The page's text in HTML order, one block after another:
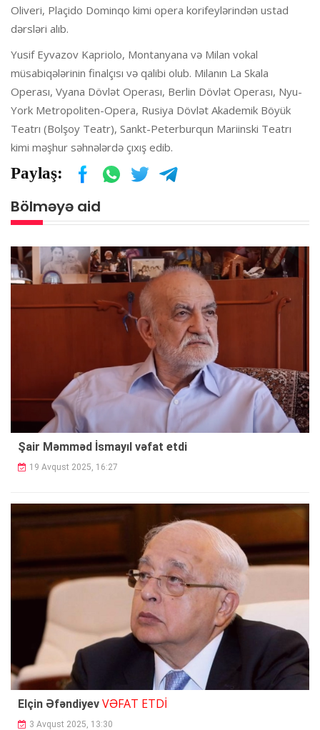
Oliveri, Plaçido Dominqo kimi opera korifeylərindən ustad
dərsləri alıb.
Yusif Eyvazov Kapriolo, Montanyana və Milan vokal
müsabiqələrinin finalçısı və qalibi olub. Milanın La Skala
Operası, Vyana Dövlət Operası, Berlin Dövlət Operası, Nyu-
York Metropoliten-Opera, Rusiya Dövlət Akademik Böyük
Teatrı (Bolşoy Teatr), Sankt-Peterburqun Mariinski Teatrı
kimi məşhur səhnələrdə çıxış edib.
Paylaş:
Bölməyə aid
Şair Məmməd İsmayıl vəfat etdi
19 Avqust 2025, 16:27
Elçin Əfəndiyev VƏFAT ETDİ
3 Avqust 2025, 13:30